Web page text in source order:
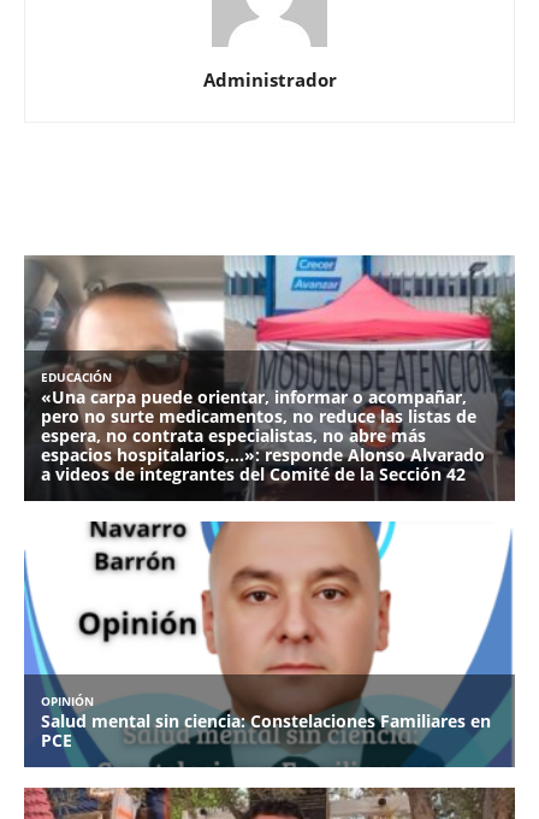
Administrador